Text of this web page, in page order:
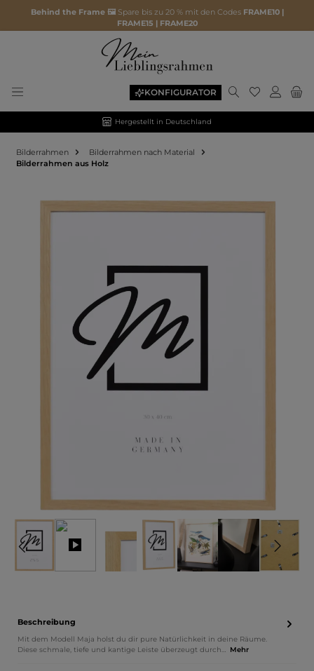
Behind the Frame 🖼️ Spare bis zu 20 % mit den Codes FRAME10 |
FRAME15 | FRAME20
KONFIGURATOR
Hergestellt in Deutschland
Bilderrahmen
Bilderrahmen nach Material
Bilderrahmen aus Holz
Bildergalerie überspringen
Beschreibung
Mit dem Modell Maja holst du dir pure Natürlichkeit in deine Räume.
Diese schmale, tiefe und kantige Leiste überzeugt durch… Mehr